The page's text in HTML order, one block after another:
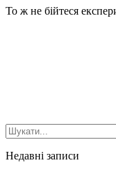
То ж не бійтеся
Шукати...
Недавні записи